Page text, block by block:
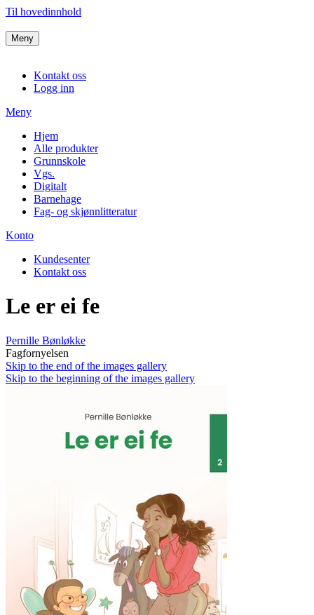
Til hovedinnhold
Meny
Kontakt oss
Logg inn
Meny
Hjem
Alle produkter
Grunnskole
Vgs.
Digitalt
Barnehage
Fag- og skjønnlitteratur
Konto
Kundesenter
Kontakt oss
Le er ei fe
Pernille Bønløkke
Fagfornyelsen
Skip to the end of the images gallery
Skip to the beginning of the images gallery